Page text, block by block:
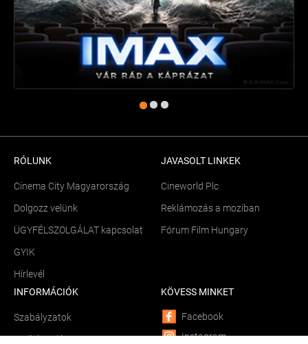
RÓLUNK
Cinema City Magyarország
Dolgozz velünk
ÜGYFÉLSZOLGÁLAT kapcsolat
GYIK
Hírlevél
JAVASOLT LINKEK
Cineworld Plc
Reklámozás a moziban
Fórum Film Hungary
INFORMÁCIÓK
Szabályzatok
Sütik kezelése
KÖVESS MINKET
Facebook
Instagram